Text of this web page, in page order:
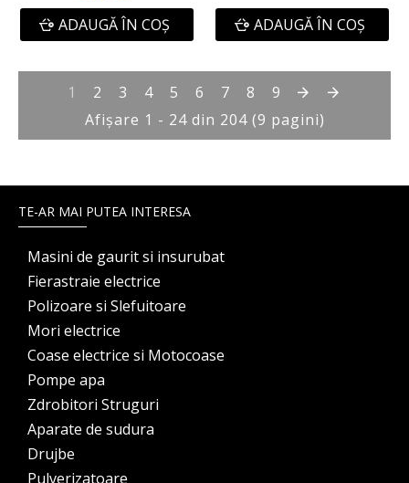
ADAUGĂ ÎN COŞ ADAUGĂ ÎN COŞ
1 2 3 4 5 6 7 8
9
Afişare 1 - 24 din 204 (9 pagini)
TE-AR MAI PUTEA INTERESA
Masini de gaurit si insurubat
Fierastraie electrice
Polizoare si Slefuitoare
Mori electrice
Coase electrice si Motocoase
Pompe apa
Zdrobitori Struguri
Aparate de sudura
Drujbe
Pulverizatoare